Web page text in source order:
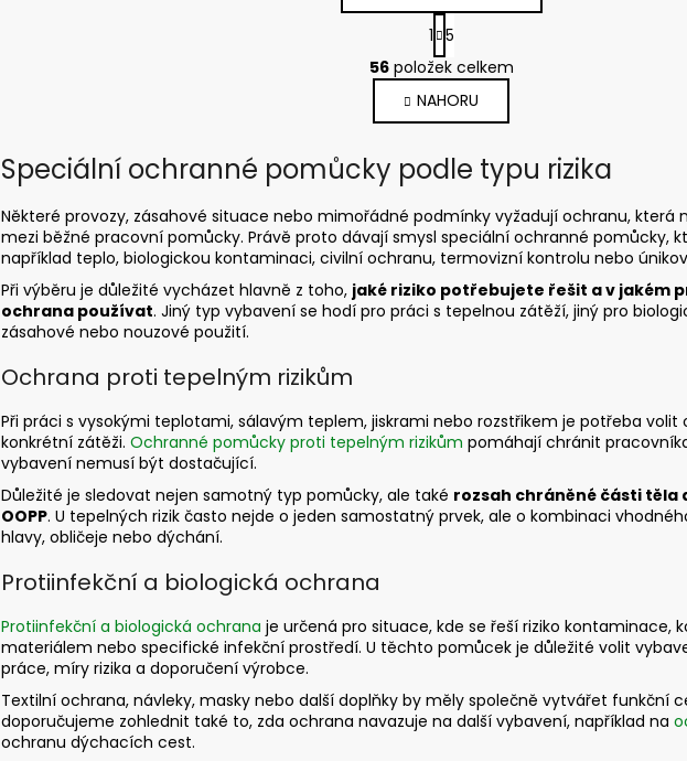
O
v
l
á
d
a
c
í
p
v
k
p
i
u
S
t
r
á
n
k
v
n
í
1 5
56položek celkem
NAHORU
Speciální ochranné pomůcky podle typu rizika
Některé provozy, zásahové situace nebo mimořádné podmínky vyžadují ochranu, která
mezi běžné pracovní pomůcky. Právě proto dávají smysl speciální ochranné pomůcky,
například teplo, biologickou kontaminaci, civilní ochranu, termovizní kontrolu nebo
Při výběru je důležité vycházet hlavně z toho, jaké riziko potřebujete řešit a v jakém
ochrana používat. Jiný typ vybavení se hodí pro práci s tepelnou zátěží, jiný pro
zásahové nebo nouzové použití.
Ochrana proti tepelným rizikům
Při práci s vysokými teplotami, sálavým teplem, jiskrami nebo rozstřikem je potřeba volit
konkrétní zátěži. Ochranné pomůcky proti tepelným rizikům pomáhají chránit
vybavení nemusí být dostačující.
Důležité je sledovat nejen samotný typ pomůcky, ale také rozsah chráněné části těla
OOPP. U tepelných rizik často nejde o jeden samostatný prvek, ale o kombinaci
hlavy, obličeje nebo dýchání.
Protiinfekční a biologická ochrana
Protiinfekční a biologická ochrana je určená pro situace, kde se řeší riziko kontaminace,
materiálem nebo specifické infekční prostředí. U těchto pomůcek je důležité volit
práce, míry rizika a doporučení výrobce.
Textilní ochrana, návleky, masky nebo další doplňky by měly společně vytvářet funkční
doporučujeme zohlednit také to, zda ochrana navazuje na další vybavení, například na
ochranu dýchacích cest.